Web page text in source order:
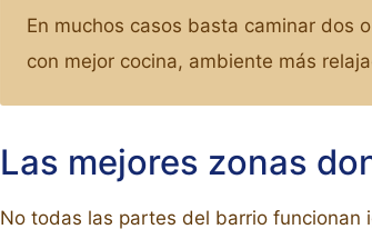
En muchos casos basta caminar dos
con mejor cocina, ambiente más
Las mejores zonas
No todas las partes del barrio funcionan